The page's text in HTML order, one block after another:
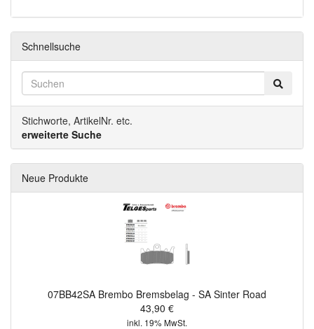
Schnellsuche
Stichworte, ArtikelNr. etc.
erweiterte Suche
Neue Produkte
07BB42SA Brembo Bremsbelag - SA Sinter Road
43,90 €
inkl. 19% MwSt.